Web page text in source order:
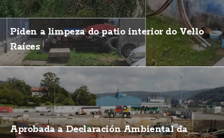
Piden a limpeza do patio interior do Vello
Raíces
Aprobada a Declaración Ambiental da